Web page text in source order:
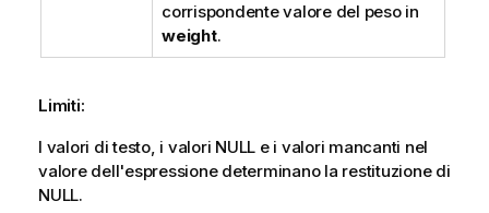
corrispondente valore del peso in
weight.
Limiti:
I valori di testo, i valori NULL e i valori mancanti nel
valore dell'espressione determinano la restituzione di
NULL.